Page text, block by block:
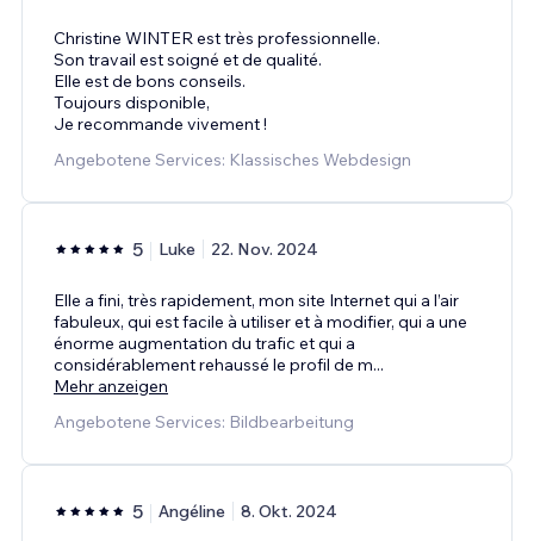
Christine WINTER est très professionnelle.
Son travail est soigné et de qualité.
Elle est de bons conseils.
Toujours disponible,
Je recommande vivement !
Angebotene Services: Klassisches Webdesign
5 Luke 22. Nov. 2024
Elle a fini, très rapidement, mon site Internet qui a l’air
fabuleux, qui est facile à utiliser et à modifier, qui a une
énorme augmentation du trafic et qui a
considérablement rehaussé le profil de m...
Mehr anzeigen
Angebotene Services: Bildbearbeitung
5 Angéline 8. Okt. 2024